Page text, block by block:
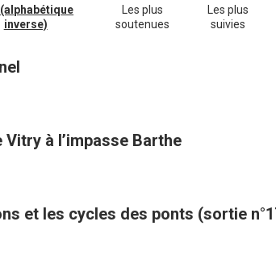
inverse)
Les plus
soutenues
Les plus
suivies
à l’impasse Barthe
et les cycles des ponts (sortie